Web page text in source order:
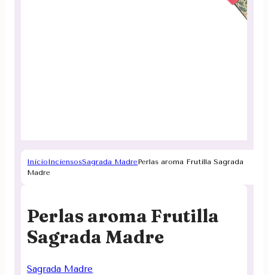
InicioInciensosSagrada MadrePerlas aroma Frutilla Sagrada
Madre
Perlas aroma Frutilla
Sagrada Madre
Sagrada Madre